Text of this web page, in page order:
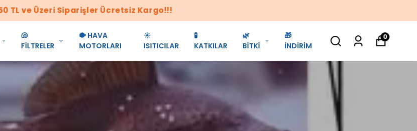
1250 TL ve Üzeri Siparişler Ücretsiz Kargo!!!
🐚
FİLTRELER
🐡 HAVA
MOTORLARI
☀️
ISITICILAR
🧪
KATKILAR
🌿
BİTKİ
🎁
İNDİRİM
0